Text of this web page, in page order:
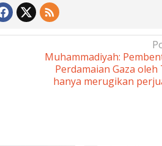
Muhammadiyah:
Perdamaian Gaza
hanya merugikan